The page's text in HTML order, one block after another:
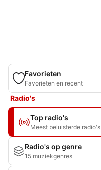
Favorieten
Favorieten en recent
Radio's
Top radio's
Meest beluisterde radio's
Radio's op genre
15 muziekgenres